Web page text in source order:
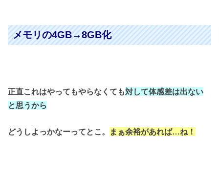
メモリの4GB→8GB化
正直これはやってもやらなくても対して体感差は出ない
と思うから
どうしよっかなーってとこ。 まぁ余裕があれば…ね！